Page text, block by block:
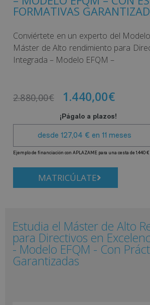
FORMATIVAS
Conviértete en un experto del
Máster de Alto rendimiento para
Integrada – Modelo EFQM –
2.880,00€ 1.440,00€
MATRICÚLATE
Estudia el Máster de Alto
para Directivos en
- Modelo EFQM - Con
Garantizadas